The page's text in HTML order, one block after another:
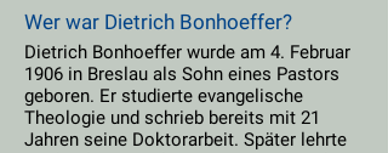
Wer war Dietrich Bonhoeffer?
Dietrich Bonhoeffer wurde am 4. Februar
1906 in Breslau als Sohn eines Pastors
geboren. Er studierte evangelische
Theologie und schrieb bereits mit 21
Jahren seine Doktorarbeit. Später lehrte